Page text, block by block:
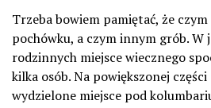
Trzeba bowiem pamiętać, że
pochówku, a czym innym grób. W
rodzinnych miejsce wiecznego
kilka osób. Na powiększonej
wydzielone miejsce pod